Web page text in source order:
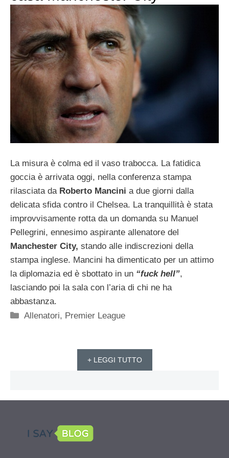
La misura è colma ed il vaso trabocca. La fatidica
goccia è arrivata oggi, nella conferenza stampa
rilasciata da Roberto Mancini a due giorni dalla
delicata sfida contro il Chelsea. La tranquillità è stata
improvvisamente rotta da un domanda su Manuel
Pellegrini, ennesimo aspirante allenatore del
Manchester City, stando alle indiscrezioni della
stampa inglese. Mancini ha dimenticato per un attimo
la diplomazia ed è sbottato in un “fuck hell”,
lasciando poi la sala con l’aria di chi ne ha
abbastanza.
Categorie
Allenatori, Premier League
+ LEGGI TUTTO